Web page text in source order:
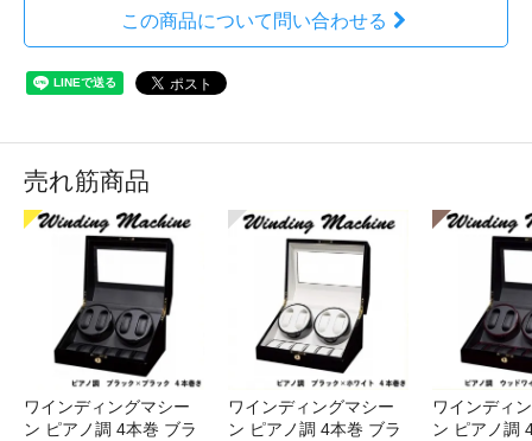
この商品について問い合わせる
売れ筋商品
ワインディングマシー
ン ピアノ調 4本巻 ブラ
ワインディングマシー
ン ピアノ調 4本巻 ブラ
ワインディ
ン ピアノ調